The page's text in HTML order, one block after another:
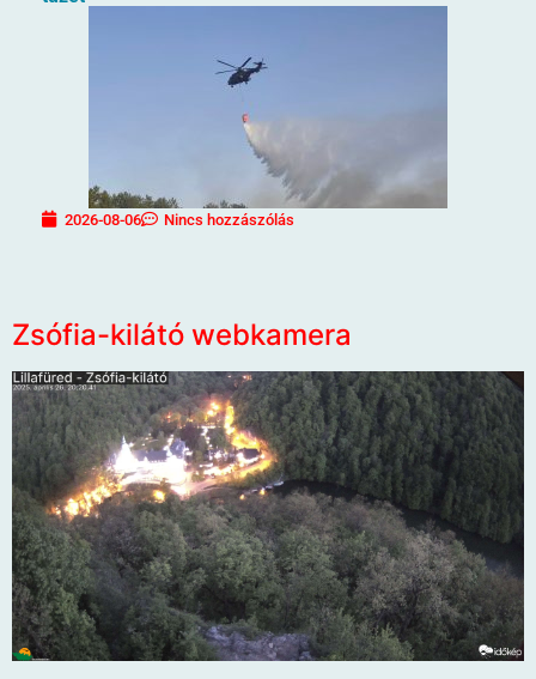
2026-08-06 Nincs hozzászólás
Zsófia-kilátó webkamera